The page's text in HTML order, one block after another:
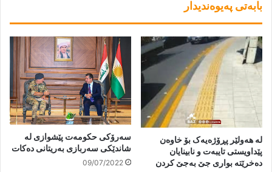
بابەتی پەیوەندیدار
لە هەولێر پڕۆژەیەک بۆ خاوەن
پێداویستی تایبەت و نابینایان
دەخرێتە بواری جێ بەجێ کردن
سەرۆکی حکومەت پێشوازی لە
شاندێکی سەربازی بەریتانی دەکات
09/07/2022